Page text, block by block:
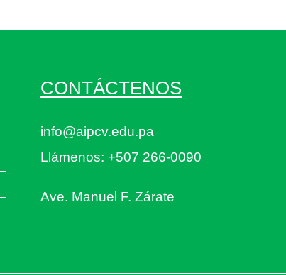
CONTÁCTENOS
info@aipcv.edu.pa
Llámenos: +507 266-0090
Ave. Manuel F. Zárate